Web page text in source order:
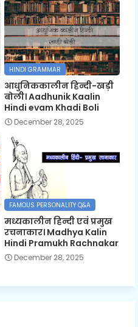
HINDI GRAMMAR
आधुनिककालीन हिन्दी-खड़ी
बोली। Aadhunik Kaalin
Hindi evam Khadi Boli
December 28, 2025
FAMOUS PERSONALITY Q&A
मध्यकालीन हिन्दी एवं प्रमुख
रचनाकार। Madhya Kalin
Hindi Pramukh Rachnakar
December 28, 2025